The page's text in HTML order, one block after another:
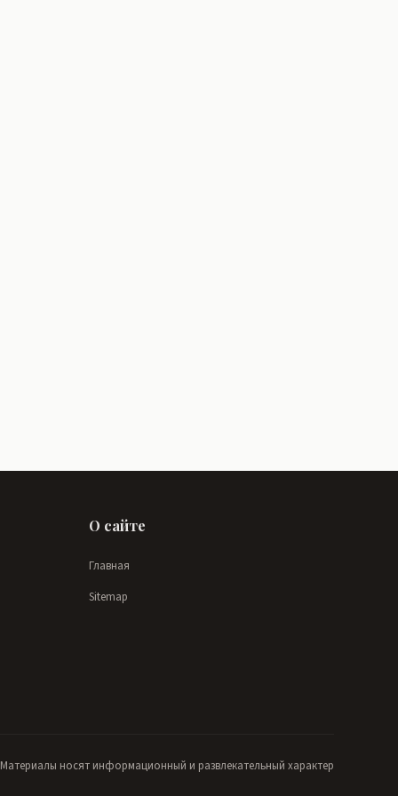
О сайте
Главная
Sitemap
Материалы носят информационный и развлекательный характер